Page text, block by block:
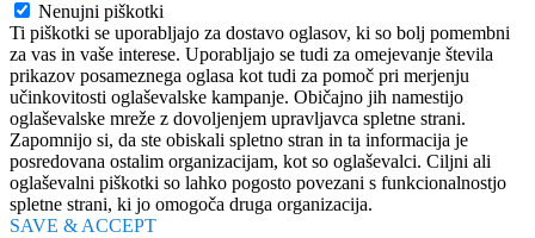
Nenujni piškotki
Ti piškotki se uporabljajo za dostavo oglasov, ki so bolj pomembni
za vas in vaše interese. Uporabljajo se tudi za omejevanje števila
prikazov posameznega oglasa kot tudi za pomoč pri merjenju
učinkovitosti oglaševalske kampanje. Običajno jih namestijo
oglaševalske mreže z dovoljenjem upravljavca spletne strani.
Zapomnijo si, da ste obiskali spletno stran in ta informacija je
posredovana ostalim organizacijam, kot so oglaševalci. Ciljni ali
oglaševalni piškotki so lahko pogosto povezani s funkcionalnostjo
spletne strani, ki jo omogoča druga organizacija.
SAVE & ACCEPT